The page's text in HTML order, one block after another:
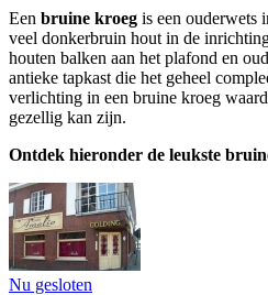
Een bruine kroeg is een ouderwets
veel donkerbruin hout in de
houten balken aan het plafond en
antieke tapkast die het geheel
verlichting in een bruine kroeg
gezellig kan zijn.
Ontdek hieronder de leukste
Nu gesloten